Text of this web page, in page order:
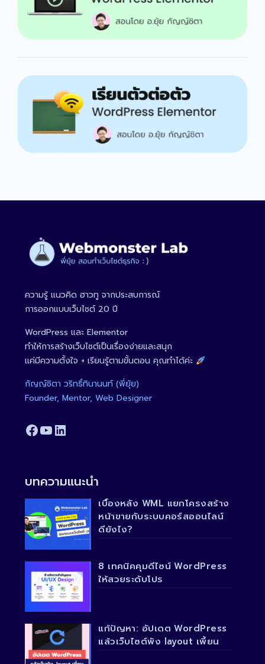
ความรู้ แนวคิด ฮาวทู จากประสบการณ์
การออกแบบเว็บไซต์ 20 ปี
WordPress และ Elementor
ทำให้การสร้างเว็บไซต์เป็นเรื่องง่ายและสนุก
แค่มีความตั้งใจ + เรียนรู้ตามขั้นตอน คุณทำได้ค่ะ
กัญญ์ชิตา วริทธิ์ทินานนท์ (พี่ยุ้ย)
Founder, Mentor, Web Designer
Facebook
YouTube
LinkedIn
บทความแนะนำ
เบื้องหลัง WML แยกโครงสร้าง
หน้าขายกับระบบคอร์สออนไลน์
ดียังไง?
8 เทคนิคคุมดีไซน์ WordPress
ให้สวยระดับโปร
แก้ปัญหา: อัปเดต WordPress
แล้วเว็บไซต์พัง layout เพี้ยน